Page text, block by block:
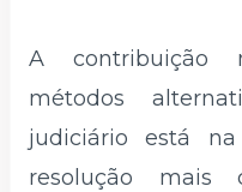
A contribuição
métodos
judiciário está
resolução